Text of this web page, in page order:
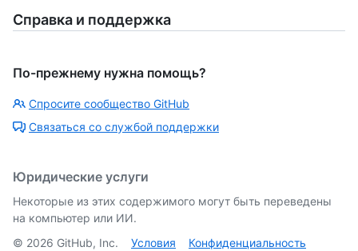
Справка и поддержка
По-прежнему нужна помощь?
Спросите сообщество GitHub
Связаться со службой поддержки
Юридические услуги
Некоторые из этих содержимого могут быть переведены
на компьютер или ИИ.
© 2026 GitHub, Inc. Условия Конфиденциальность